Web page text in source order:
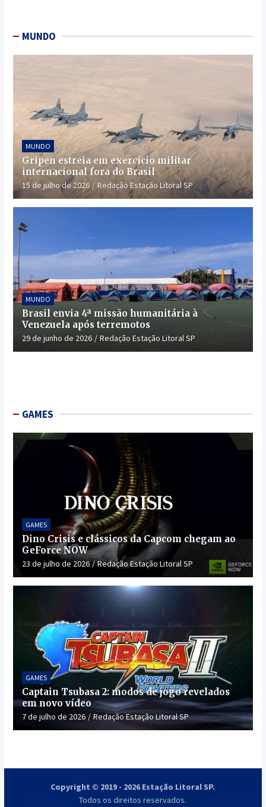
MUNDO
MUNDO
Gripen estreia em exercício militar
internacional fora do Brasil
15 de julho de 2026 Redação Estação Litoral SP
MUNDO
Brasil envia 4ª missão humanitária à
Venezuela após terremotos
29 de junho de 2026 Redação Estação Litoral SP
GAMES
GAMES
Dino Crisis e clássicos da Capcom chegam ao
GeForce NOW
23 de julho de 2026 Redação Estação Litoral SP
GAMES
Captain Tsubasa 2: modos de jogo revelados
em novo vídeo
7 de julho de 2026 Redação Estação Litoral SP
Copyright © 2019 - 2026 Estação Litoral SP.
Todos os direitos reservados.